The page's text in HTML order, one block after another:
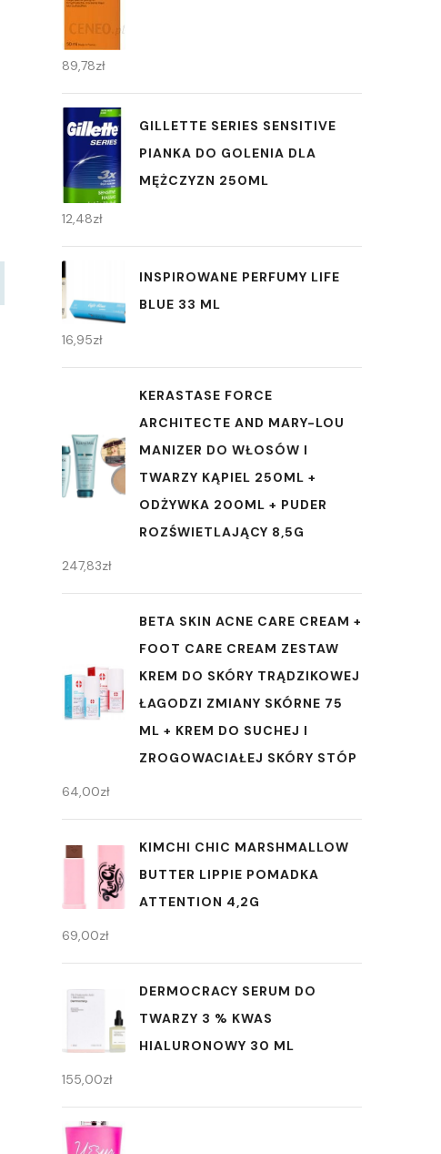
89,78zł
GILLETTE SERIES SENSITIVE
PIANKA DO GOLENIA DLA
MĘŻCZYZN 250ML
12,48zł
INSPIROWANE PERFUMY LIFE
BLUE 33 ML
16,95zł
KERASTASE FORCE
ARCHITECTE AND MARY-LOU
MANIZER DO WŁOSÓW I
TWARZY KĄPIEL 250ML +
ODŻYWKA 200ML + PUDER
ROZŚWIETLAJĄCY 8,5G
247,83zł
BETA SKIN ACNE CARE CREAM +
FOOT CARE CREAM ZESTAW
KREM DO SKÓRY TRĄDZIKOWEJ
ŁAGODZI ZMIANY SKÓRNE 75
ML + KREM DO SUCHEJ I
ZROGOWACIAŁEJ SKÓRY STÓP
64,00zł
KIMCHI CHIC MARSHMALLOW
BUTTER LIPPIE POMADKA
ATTENTION 4,2G
69,00zł
DERMOCRACY SERUM DO
TWARZY 3 % KWAS
HIALURONOWY 30 ML
155,00zł